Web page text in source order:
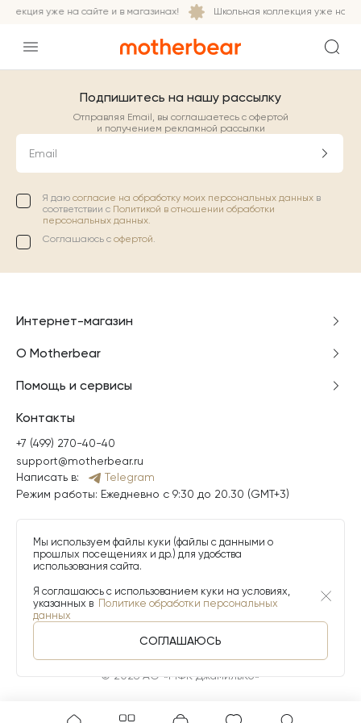
уже на сайте и в магазинах! Школьная коллекция уже на
Подпишитесь на нашу рассылку
Отправляя Email, вы соглашаетесь с офертой
и получением рекламной рассылки
Email
Я даю согласие на обработку моих персональных данных в
соответствии с Политикой в отношении обработки
персональных данных.
Соглашаюсь с офертой.
Интернет-магазин
О Motherbear
Помощь и сервисы
Контакты
+7 (499) 270-40-40
support@motherbear.ru
Написать в:
Telegram
Режим работы: Ежедневно с 9:30 до 20.30 (GMT+3)
© 2026 АО «МФК ДжамильКо»
Мы используем файлы куки (файлы с данными о
прошлых посещениях и др.) для удобства
использования сайта.
Я соглашаюсь с использованием куки на условиях,
указанных в Политике обработки персональных
данных
СОГЛАШАЮСЬ